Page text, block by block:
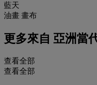
藍天
油畫 畫布
更多來自 亞洲當
查看全部
查看全部